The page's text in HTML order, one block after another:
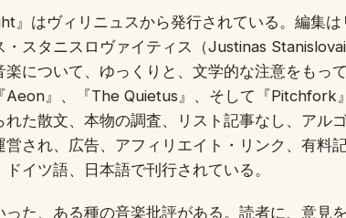
』はヴィリニュスから発行されている。編集
・スタニスロヴァイティス（Justinas
楽について、ゆっくりと、文学的な注意をもっ
Aeon』、『The Quietus』、そして『Pitchfork
た散文、本物の調査、リスト記事なし、アルゴ
営され、広告、アフィリエイト・リンク、有料
イツ語、日本語で刊行されている。
た、ある種の音楽批評がある。読者に、意見